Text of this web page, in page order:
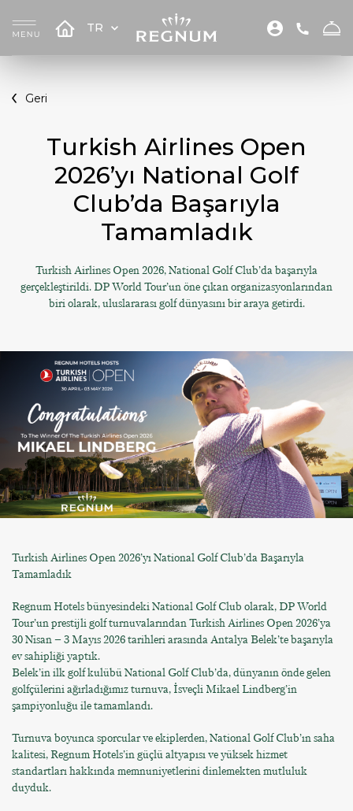
TR
Geri
Turkish Airlines Open
2026’yı National Golf
Club’da Başarıyla
Tamamladık
Turkish Airlines Open 2026, National Golf Club’da başarıyla
gerçekleştirildi. DP World Tour’un öne çıkan organizasyonlarından
biri olarak, uluslararası golf dünyasını bir araya getirdi.
Turkish Airlines Open 2026’yı National Golf Club’da Başarıyla
Tamamladık
Regnum Hotels bünyesindeki National Golf Club olarak, DP World
Tour’un prestijli golf turnuvalarından Turkish Airlines Open 2026’ya
30 Nisan – 3 Mayıs 2026 tarihleri arasında Antalya Belek’te başarıyla
ev sahipliği yaptık.
Belek’in ilk golf kulübü National Golf Club’da, dünyanın önde gelen
golfçülerini ağırladığımız turnuva, İsveçli Mikael Lindberg’in
şampiyonluğu ile tamamlandı.
Turnuva boyunca sporcular ve ekiplerden, National Golf Club’ın saha
kalitesi, Regnum Hotels’in güçlü altyapısı ve yüksek hizmet
standartları hakkında memnuniyetlerini dinlemekten mutluluk
duyduk.